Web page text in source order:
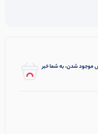
موجود شدن، به شما خبر